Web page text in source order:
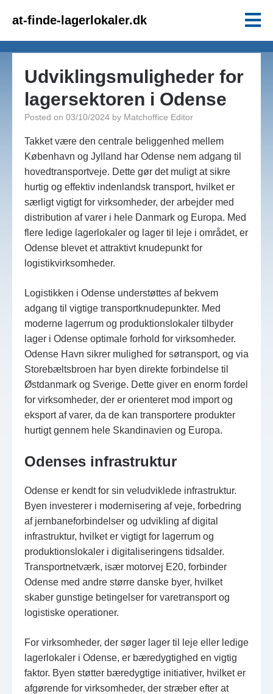
at-finde-lagerlokaler.dk
Udviklingsmuligheder for
lagersektoren i Odense
Posted on 03/10/2024 by Matchoffice Editor
Takket være den centrale beliggenhed mellem
København og Jylland har Odense nem adgang til
hovedtransportveje. Dette gør det muligt at sikre
hurtig og effektiv indenlandsk transport, hvilket er
særligt vigtigt for virksomheder, der arbejder med
distribution af varer i hele Danmark og Europa. Med
flere ledige lagerlokaler og lager til leje i området, er
Odense blevet et attraktivt knudepunkt for
logistikvirksomheder.
Logistikken i Odense understøttes af bekvem
adgang til vigtige transportknudepunkter. Med
moderne lagerrum og produktionslokaler tilbyder
lager i Odense optimale forhold for virksomheder.
Odense Havn sikrer mulighed for søtransport, og via
Storebæltsbroen har byen direkte forbindelse til
Østdanmark og Sverige. Dette giver en enorm fordel
for virksomheder, der er orienteret mod import og
eksport af varer, da de kan transportere produkter
hurtigt gennem hele Skandinavien og Europa.
Odenses infrastruktur
Odense er kendt for sin veludviklede infrastruktur.
Byen investerer i modernisering af veje, forbedring
af jernbaneforbindelser og udvikling af digital
infrastruktur, hvilket er vigtigt for lagerrum og
produktionslokaler i digitaliseringens tidsalder.
Transportnetværk, især motorvej E20, forbinder
Odense med andre større danske byer, hvilket
skaber gunstige betingelser for varetransport og
logistiske operationer.
For virksomheder, der søger lager til leje eller ledige
lagerlokaler i Odense, er bæredygtighed en vigtig
faktor. Byen støtter bæredygtige initiativer, hvilket er
afgørende for virksomheder, der stræber efter at